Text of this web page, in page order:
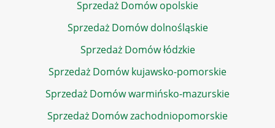
Sprzedaż Domów opolskie
Sprzedaż Domów dolnośląskie
Sprzedaż Domów łódzkie
Sprzedaż Domów kujawsko-pomorskie
Sprzedaż Domów warmińsko-mazurskie
Sprzedaż Domów zachodniopomorskie